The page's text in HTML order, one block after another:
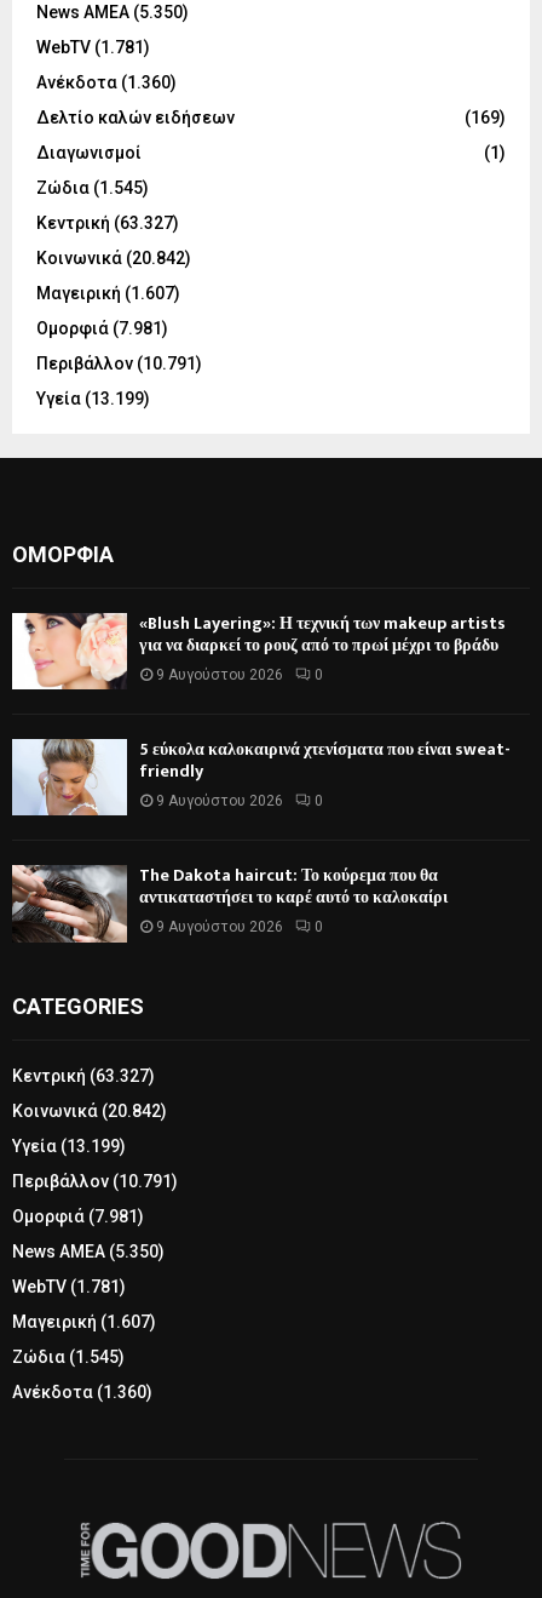
News ΑΜΕΑ (5.350)
WebTV (1.781)
Ανέκδοτα (1.360)
Δελτίο καλών ειδήσεων
(169)
Διαγωνισμοί
(1)
Ζώδια (1.545)
Κεντρική (63.327)
Κοινωνικά (20.842)
Μαγειρική (1.607)
Ομορφιά (7.981)
Περιβάλλον (10.791)
Υγεία (13.199)
ΟΜΟΡΦΙΆ
«Blush Layering»: Η τεχνική των makeup artists
για να διαρκεί το ρουζ από το πρωί μέχρι το βράδυ
9 Αυγούστου 2026 0
5 εύκολα καλοκαιρινά χτενίσματα που είναι sweat-
friendly
9 Αυγούστου 2026 0
The Dakota haircut: Το κούρεμα που θα
αντικαταστήσει το καρέ αυτό το καλοκαίρι
9 Αυγούστου 2026 0
CATEGORIES
Κεντρική (63.327)
Κοινωνικά (20.842)
Υγεία (13.199)
Περιβάλλον (10.791)
Ομορφιά (7.981)
News ΑΜΕΑ (5.350)
WebTV (1.781)
Μαγειρική (1.607)
Ζώδια (1.545)
Ανέκδοτα (1.360)